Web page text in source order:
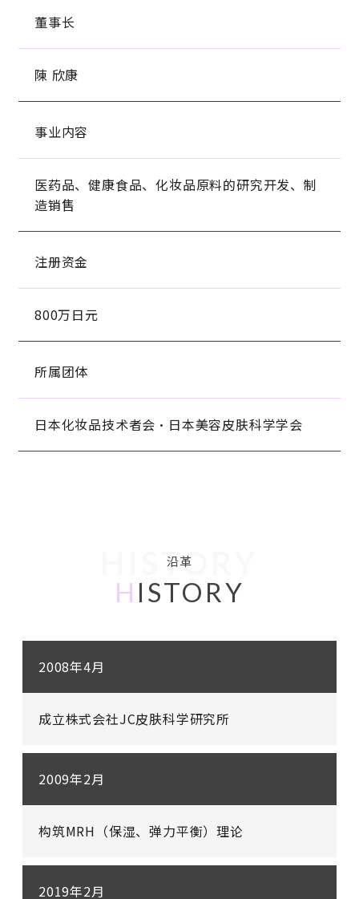
董事长
陳 欣康
事业内容
医药品、健康食品、化妆品原料的研究开发、制
造销售
注册资金
800万日元
所属团体
日本化妆品技术者会・日本美容皮肤科学学会
沿革
HISTORY
H ISTORY
2008年4月
成立株式会社JC皮肤科学研究所
2009年2月
构筑MRH（保湿、弹力平衡）理论
2019年2月